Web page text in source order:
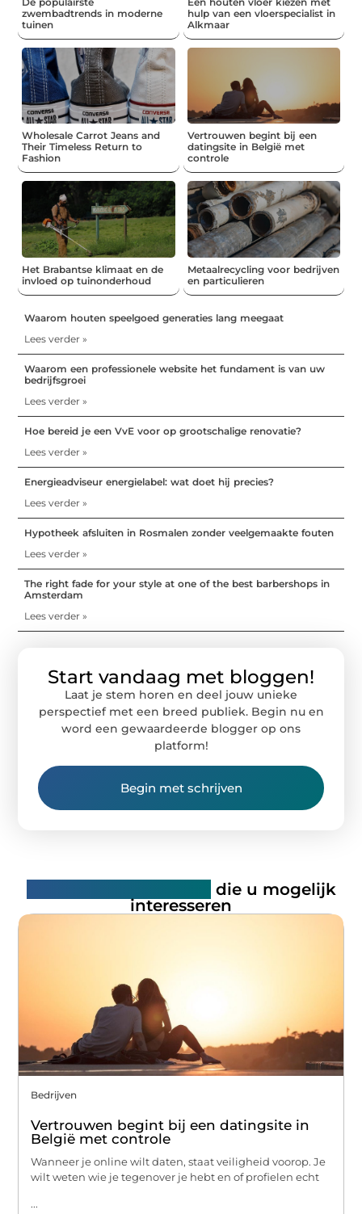
zwembadtrends in moderne
tuinen
hulp van een vloerspecialist in
Alkmaar
Wholesale Carrot Jeans and
Their Timeless Return to
Fashion
Vertrouwen begint bij een
datingsite in België met
controle
Het Brabantse klimaat en de
invloed op tuinonderhoud
Metaalrecycling voor bedrijven
en particulieren
Waarom houten speelgoed generaties lang meegaat
Lees verder »
Waarom een professionele website het fundament is van uw
bedrijfsgroei
Lees verder »
Hoe bereid je een VvE voor op grootschalige renovatie?
Lees verder »
Energieadviseur energielabel: wat doet hij precies?
Lees verder »
Hypotheek afsluiten in Rosmalen zonder veelgemaakte fouten
Lees verder »
The right fade for your style at one of the best barbershops in
Amsterdam
Lees verder »
Start vandaag met bloggen!
Laat je stem horen en deel jouw unieke
perspectief met een breed publiek. Begin nu en
word een gewaardeerde blogger op ons
platform!
Begin met schrijven
die u mogelijk
interesseren
Bedrijven
Vertrouwen begint bij een datingsite in
België met controle
Wanneer je online wilt daten, staat veiligheid voorop. Je
wilt weten wie je tegenover je hebt en of profielen echt
...